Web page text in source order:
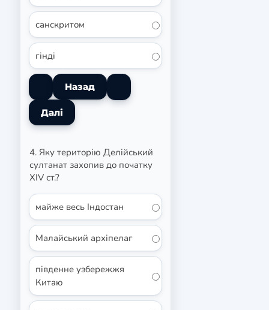
санскритом
гінді
4. Яку територію Делійський
султанат захопив до початку
XIV ст.?
майже весь Індостан
Малайський архіпелаг
південне узбережжя
Китаю